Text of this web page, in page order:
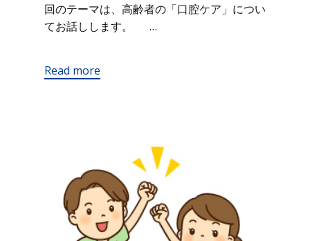
回のテーマは、高齢者の「口腔ケア」につい
てお話しします。 …
Read more